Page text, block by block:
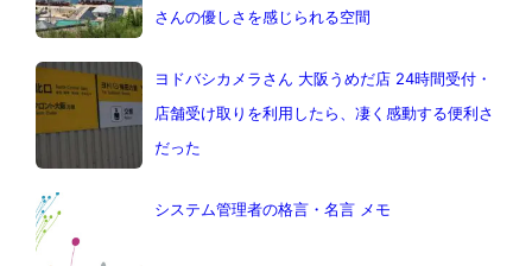
さんの優しさを感じられる空間
ヨドバシカメラさん 大阪うめだ店 24時間受付・
店舗受け取りを利用したら、凄く感動する便利さ
だった
システム管理者の格言・名言 メモ